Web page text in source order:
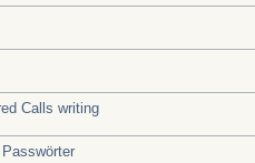
Calls writing